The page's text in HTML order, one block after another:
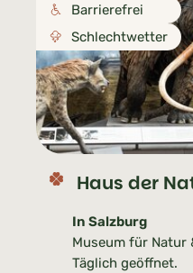
Barrierefrei
Schlechtwetter
Haus der
In Salzburg
Museum für Natur
Täglich geöffnet.